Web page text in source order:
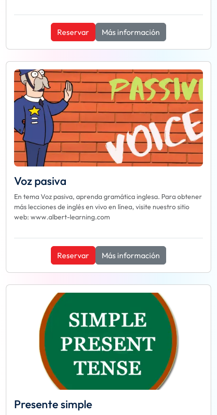
Reservar Más información
Voz pasiva
En tema Voz pasiva, aprenda gramática inglesa. Para obtener
más lecciones de inglés en vivo en línea, visite nuestro sitio
web: www.albert-learning.com
Reservar Más información
Presente simple